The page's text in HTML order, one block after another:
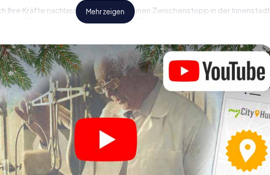
Ihre Kräfte nachlassen, können Sie einen Zwischenstopp in der Innenstadt
– z.B. auf einem Weihnachtsmarkt! Gönnen Sie sich hier ruhig einen
Option für Ihre Weihnachtsfeier in
Mas Adventure eignet sich auch hervorragend als Programmpunkt Ihrer
Leusden: So kann eine interaktive Schnitzeljagd das gastronomische
in Leusden ergänzen. Und auch ein Ausflug zum
Leusden wird mit dem X-Mas Adventure zu einem Highlight. Schließlich
Schnitzeljagd alles was man von einer perfekten Weihnachtsfeier in
Teambuilding und eine stimmungsvolle Weihnachtsthematik. Gönnen
einen unvergesslichen Ausklang des Jahres und planen Sie unser X-Mas
Ihrer Weihnachtsfeier in Leusden ein!
Mehr zeigen